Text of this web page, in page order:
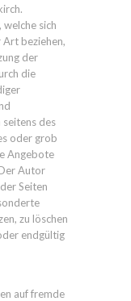
.
sich
beziehen,
der
die
seitens des
oder grob
Angebote
Autor
Seiten
zu löschen
endgültig
auf fremde